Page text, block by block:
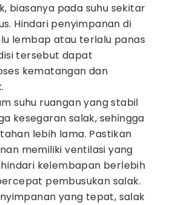
biasanya pada suhu sekitar
Hindari penyimpanan di
lembap atau terlalu panas
tersebut dapat
kematangan dan
suhu ruangan yang stabil
kesegaran salak, sehingga
lebih lama. Pastikan
memiliki ventilasi yang
kelembapan berlebih
pembusukan salak.
yang tepat, salak